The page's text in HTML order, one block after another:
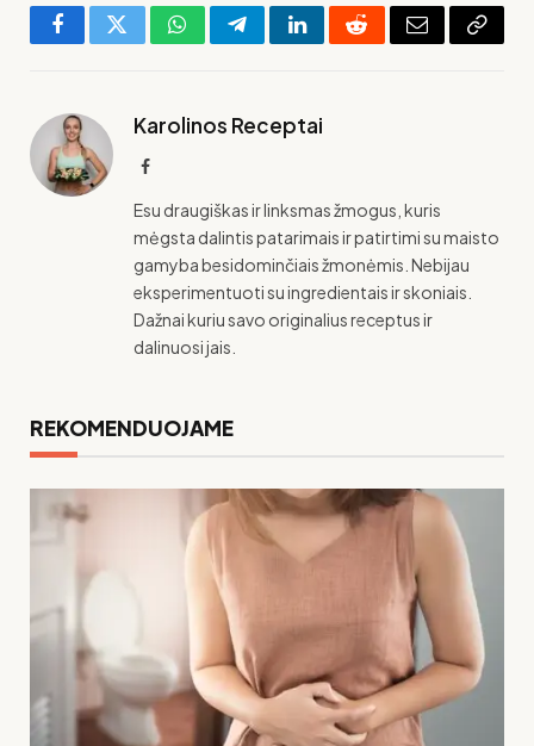
FacebookTwitterWhatsAppTelegramLinkedInRedditEl.
Copy
Karolinos Receptai
Facebook
Esu draugiškas ir linksmas žmogus, kuris
mėgsta dalintis patarimais ir patirtimi su maisto
gamyba besidominčiais žmonėmis. Nebijau
eksperimentuoti su ingredientais ir skoniais.
Dažnai kuriu savo originalius receptus ir
dalinuosi jais.
REKOMENDUOJAME